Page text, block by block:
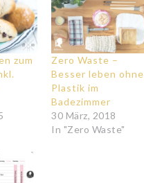
zum
Zero Waste –
Besser leben ohne
Plastik im
Badezimmer
30 März, 2018
In "Zero Waste"